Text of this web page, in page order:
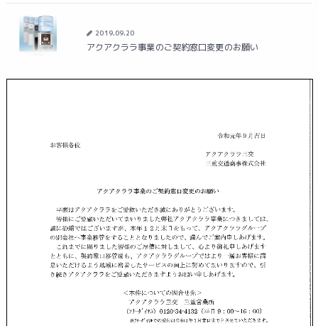
2019.09.20
アクアクララ事業のご契約窓口変更のお願い